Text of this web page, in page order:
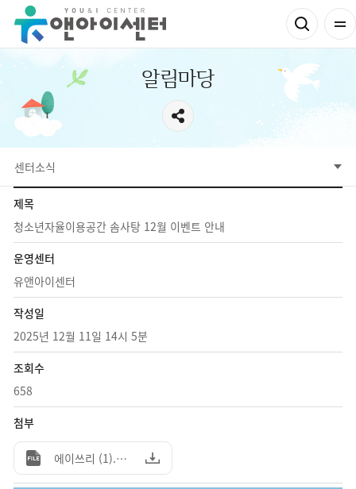
알림마당
센터소식
제목
청소년자율이용공간 솜사탕 12월 이벤트 안내
운영센터
유앤아이센터
작성일
2025년 12월 11일 14시 5분
조회수
658
첨부
에이쓰리 (1).png (531.79KB)